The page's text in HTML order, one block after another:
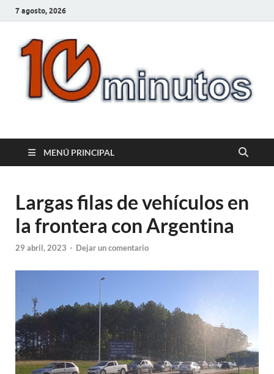
7 agosto, 2026
10minutos.com.uy
MENÚ PRINCIPAL
Largas filas de vehículos en
la frontera con Argentina
29 abril, 2023 - Dejar un comentario